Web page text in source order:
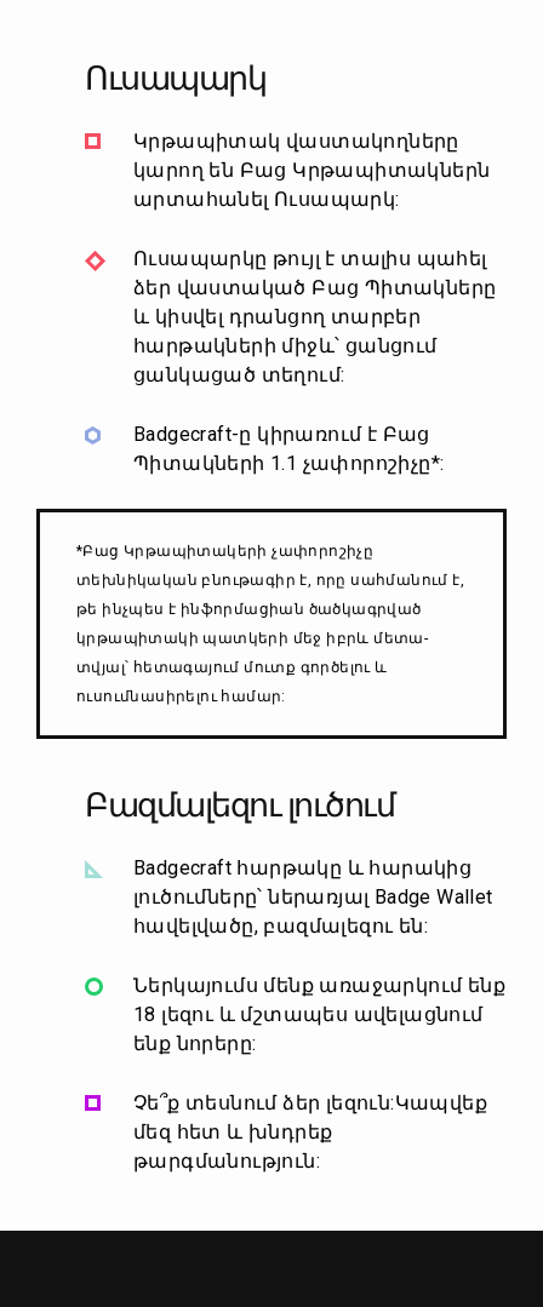
Ուսապարկ
Կրթապիտակ վաստակողները
կարող են Բաց Կրթապիտակներն
արտահանել Ուսապարկ:
Ուսապարկը թույլ է տալիս պահել
ձեր վաստակած Բաց Պիտակները
և կիսվել դրանցող տարբեր
հարթակների միջև՝ ցանցում
ցանկացած տեղում:
Badgecraft-ը կիրառում է Բաց
Պիտակների 1.1 չափորոշիչը*:
*Բաց Կրթապիտակերի չափորոշիչը
տեխնիկական բնութագիր է, որը սահմանում է,
թե ինչպես է ինֆորմացիան ծածկագրված
կրթապիտակի պատկերի մեջ իբրև մետա-
տվյալ՝ հետագայում մուտք գործելու և
ուսումնասիրելու համար:
Բազմալեզու լուծում
Badgecraft հարթակը և հարակից
լուծումները՝ ներառյալ Badge Wallet
հավելվածը, բազմալեզու են:
Ներկայումս մենք առաջարկում ենք
18 լեզու և մշտապես ավելացնում
ենք նորերը:
Չե՞ք տեսնում ձեր լեզուն:Կապվեք
մեզ հետ և խնդրեք
թարգմանություն: